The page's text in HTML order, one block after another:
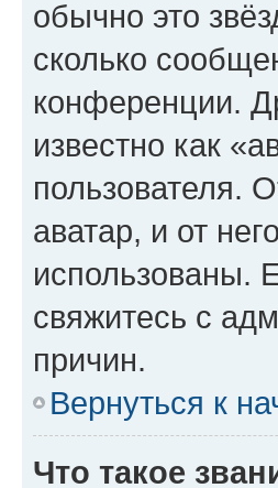
обычно это
сколько
конференции.
известно как
пользователя.
аватар, и от
использованы.
свяжитесь с
причин.
Вернуться к
Что такое